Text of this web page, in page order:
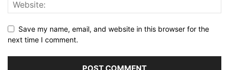
Save my name, email, and website in this browser for the
next time I comment.